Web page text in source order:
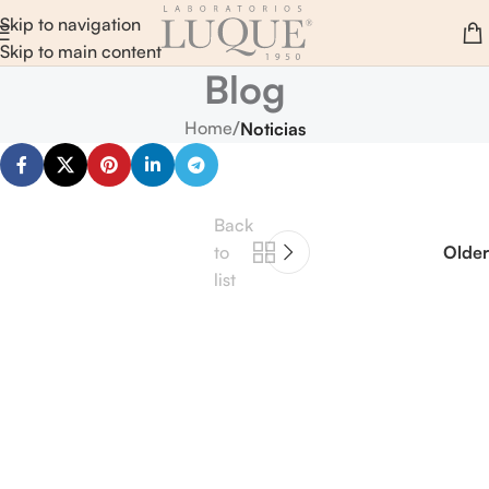
Skip to navigation
Skip to main content
Blog
Home/Noticias
Back
to
list
Older